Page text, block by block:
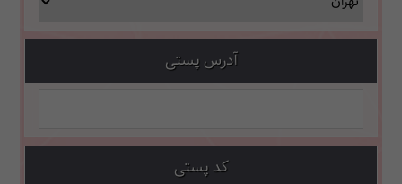
آدرس پستی
کد پستی